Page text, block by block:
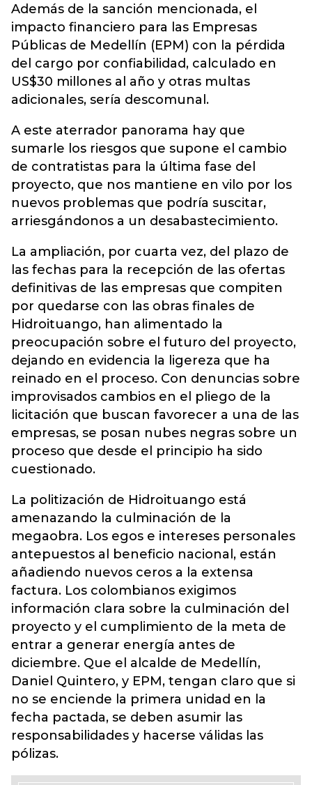
Además de la sanción mencionada, el
impacto financiero para las Empresas
Públicas de Medellín (EPM) con la pérdida
del cargo por confiabilidad, calculado en
US$30 millones al año y otras multas
adicionales, sería descomunal.
A este aterrador panorama hay que
sumarle los riesgos que supone el cambio
de contratistas para la última fase del
proyecto, que nos mantiene en vilo por los
nuevos problemas que podría suscitar,
arriesgándonos a un desabastecimiento.
La ampliación, por cuarta vez, del plazo de
las fechas para la recepción de las ofertas
definitivas de las empresas que compiten
por quedarse con las obras finales de
Hidroituango, han alimentado la
preocupación sobre el futuro del proyecto,
dejando en evidencia la ligereza que ha
reinado en el proceso. Con denuncias sobre
improvisados cambios en el pliego de la
licitación que buscan favorecer a una de las
empresas, se posan nubes negras sobre un
proceso que desde el principio ha sido
cuestionado.
La politización de Hidroituango está
amenazando la culminación de la
megaobra. Los egos e intereses personales
antepuestos al beneficio nacional, están
añadiendo nuevos ceros a la extensa
factura. Los colombianos exigimos
información clara sobre la culminación del
proyecto y el cumplimiento de la meta de
entrar a generar energía antes de
diciembre. Que el alcalde de Medellín,
Daniel Quintero, y EPM, tengan claro que si
no se enciende la primera unidad en la
fecha pactada, se deben asumir las
responsabilidades y hacerse válidas las
pólizas.